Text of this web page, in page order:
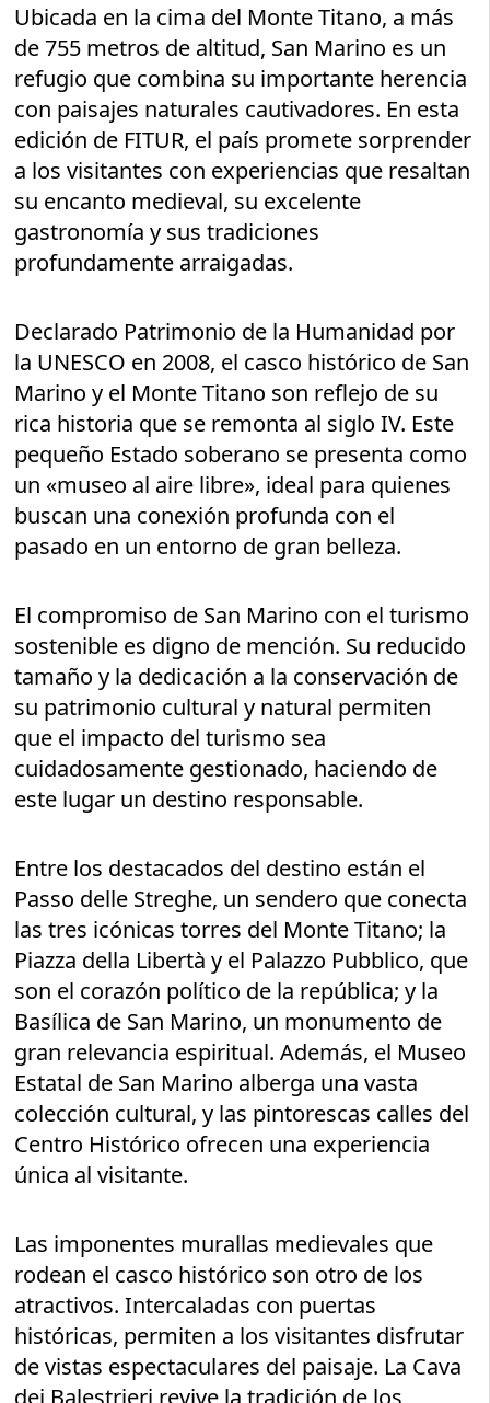
Ubicada en la cima del Monte Titano, a más
de 755 metros de altitud, San Marino es un
refugio que combina su importante herencia
con paisajes naturales cautivadores. En esta
edición de FITUR, el país promete sorprender
a los visitantes con experiencias que resaltan
su encanto medieval, su excelente
gastronomía y sus tradiciones
profundamente arraigadas.
Declarado Patrimonio de la Humanidad por
la UNESCO en 2008, el casco histórico de San
Marino y el Monte Titano son reflejo de su
rica historia que se remonta al siglo IV. Este
pequeño Estado soberano se presenta como
un «museo al aire libre», ideal para quienes
buscan una conexión profunda con el
pasado en un entorno de gran belleza.
El compromiso de San Marino con el turismo
sostenible es digno de mención. Su reducido
tamaño y la dedicación a la conservación de
su patrimonio cultural y natural permiten
que el impacto del turismo sea
cuidadosamente gestionado, haciendo de
este lugar un destino responsable.
Entre los destacados del destino están el
Passo delle Streghe, un sendero que conecta
las tres icónicas torres del Monte Titano; la
Piazza della Libertà y el Palazzo Pubblico, que
son el corazón político de la república; y la
Basílica de San Marino, un monumento de
gran relevancia espiritual. Además, el Museo
Estatal de San Marino alberga una vasta
colección cultural, y las pintorescas calles del
Centro Histórico ofrecen una experiencia
única al visitante.
Las imponentes murallas medievales que
rodean el casco histórico son otro de los
atractivos. Intercaladas con puertas
históricas, permiten a los visitantes disfrutar
de vistas espectaculares del paisaje. La Cava
dei Balestrieri revive la tradición de los